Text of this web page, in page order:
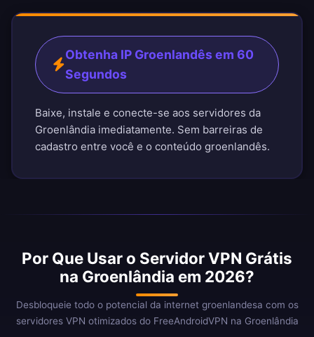
Obtenha IP Groenlandês em 60
Segundos
Baixe, instale e conecte-se aos servidores da
Groenlândia imediatamente. Sem barreiras de
cadastro entre você e o conteúdo groenlandês.
Por Que Usar o Servidor VPN Grátis
na Groenlândia em 2026?
Desbloqueie todo o potencial da internet groenlandesa com os
servidores VPN otimizados do FreeAndroidVPN na Groenlândia